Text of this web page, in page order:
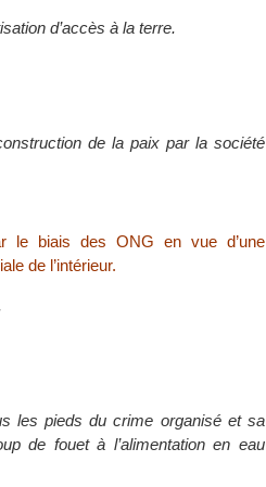
d’accès à la terre.
de la paix par la société
le biais des ONG en vue d’une
de l’intérieur.
les pieds du crime organisé et sa
de fouet à l’alimentation en eau